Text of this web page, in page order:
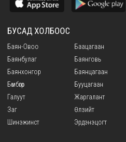
БУСАД ХОЛБООС
Баян-Овоо Баацагаан
Баянбулаг
Баянговь
Баянхонгор
Баянцагаан
Бөмбөгөр
Бууцагаан
Галуут
Жаргалант
Заг
Өлзийт
Шинэжинст
Эрдэнэцогт